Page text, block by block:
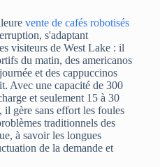
vente de cafés robotisés
s'adaptant
visiteurs de West Lake : il
du matin, des americanos
et des cappuccinos
Avec une capacité de 300
et seulement 15 à 30
gère sans effort les foules
traditionnels des
à savoir les longues
de la demande et